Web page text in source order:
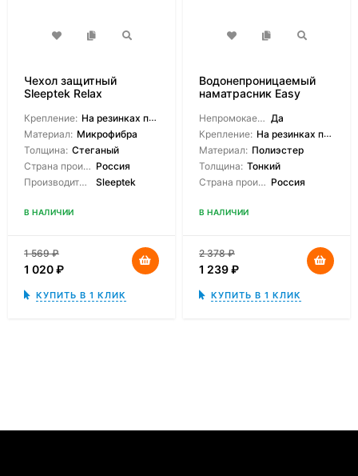
Чехол защитный
Sleeptek Relax
Крепление: На резинках по углам
Материал: Микрофибра
Толщина: Стеганый
Страна производитель: Россия
Производитель:
Sleeptek
В НАЛИЧИИ
1 569₽
1 020₽
КУПИТЬ В 1 КЛИК
Водонепроницаемый
наматрасник Easy
Непромокаемый: Да
Крепление: На резинках по углам
Материал: Полиэстер
Толщина: Тонкий
Страна производитель: Россия
В НАЛИЧИИ
2 378₽
1 239₽
КУПИТЬ В 1 КЛИК